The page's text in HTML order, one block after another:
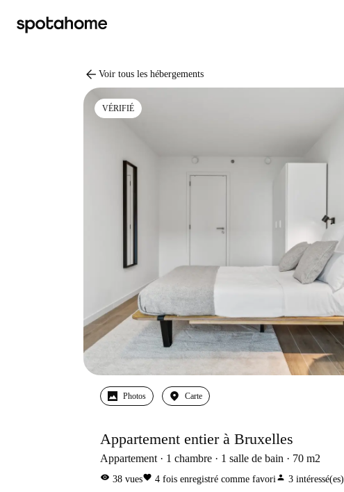
arrow_back Voir tous les hébergements
VÉRIFIÉ
Photos Carte
Appartement entier à Bruxelles
Appartement 1 chambre 1 salle de bain 70 m2
visibility 38 vuesfavorite 4 fois enregistré comme favoriperson 3 intéressé(es)